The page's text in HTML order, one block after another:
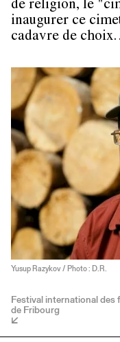
de religion, le
inaugurer ce
cadavre de
Yusup Razykov / Photo : D.R.
Festival international des
de Fribourg